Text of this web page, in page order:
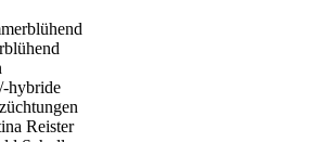
hybride
Reister